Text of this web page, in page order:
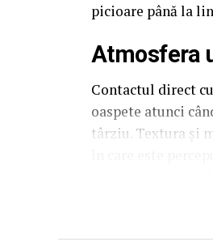
picioare până la
Atmosfera
Contactul direct
oaspete atunci
târziu. Textura și
la alta din
Dincolo de
cameră cu